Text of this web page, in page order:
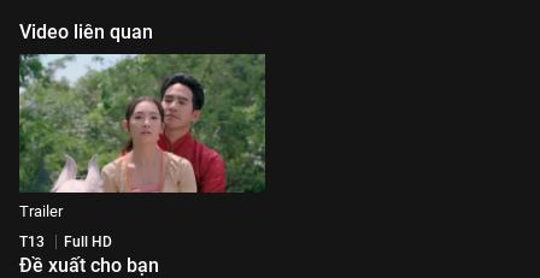
Video liên quan
Trailer
T13 Full HD
Đề xuất cho bạn